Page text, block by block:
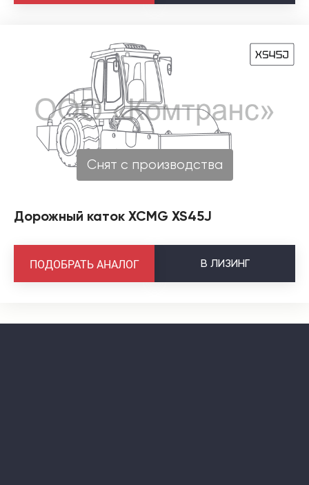
Снят с производства
Дорожный каток XCMG XS45J
В ЛИЗИНГ
ПОДОБРАТЬ АНАЛОГ